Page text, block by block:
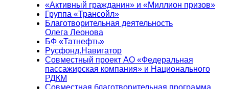
«Активный гражданин» и «Миллион призов»
Группа «Трансойл»
Благотворительная деятельность
Олега Леонова
БФ «Татнефть»
Русфонд.Навигатор
Совместный проект АО «Федеральная
пассажирская компания» и Национального
РДКМ
Совместная благотворительная программа